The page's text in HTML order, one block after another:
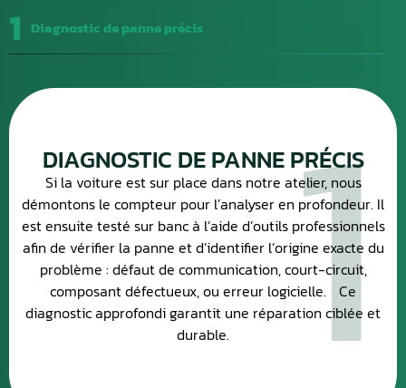
1 Diagnostic de panne précis
1
DIAGNOSTIC DE PANNE PRÉCIS
Si la voiture est sur place dans notre atelier, nous
démontons le compteur pour l’analyser en profondeur. Il
est ensuite testé sur banc à l’aide d’outils professionnels
afin de vérifier la panne et d’identifier l’origine exacte du
problème : défaut de communication, court-circuit,
composant défectueux, ou erreur logicielle. Ce
diagnostic approfondi garantit une réparation ciblée et
durable.